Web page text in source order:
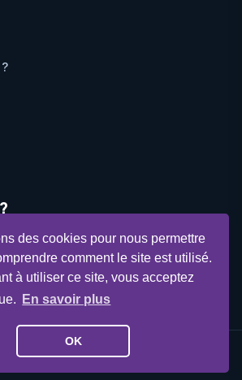
des cookies pour nous permettre
comment le site est utilisé.
à utiliser ce site, vous acceptez
En savoir plus
OK
2026 - Tous droits réservés